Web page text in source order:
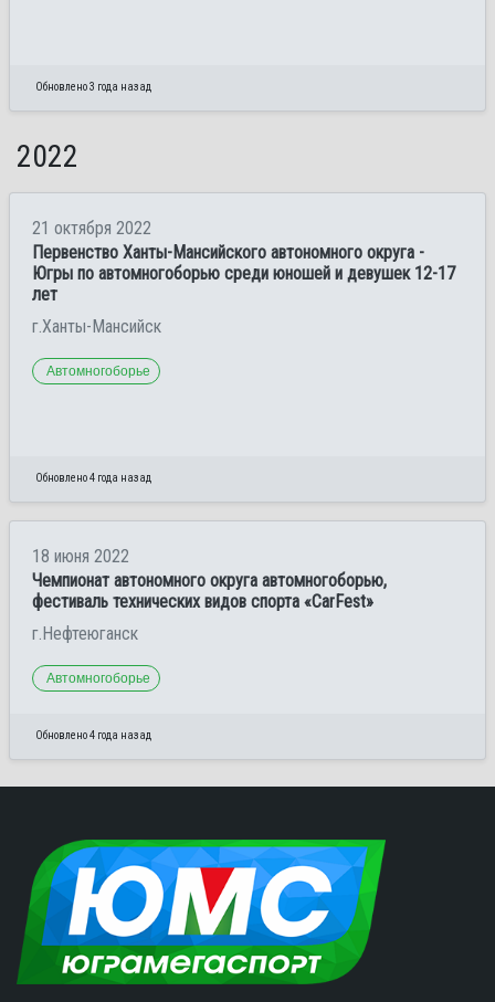
Обновлено 3 года назад
2022
21 октября 2022
Первенство Ханты-Мансийского автономного округа -
Югры по автомногоборью среди юношей и девушек 12-17
лет
г.Ханты-Мансийск
Автомногоборье
Обновлено 4 года назад
18 июня 2022
Чемпионат автономного округа автомногоборью,
фестиваль технических видов спорта «CarFest»
г.Нефтеюганск
Автомногоборье
Обновлено 4 года назад